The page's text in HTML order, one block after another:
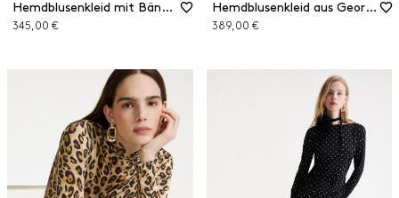
Hemdblusenkleid mit Bändern
345,00 €
Hemdblusenkleid aus Georgette
389,00 €